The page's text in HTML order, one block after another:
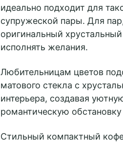
идеально подходит для
супружеской пары. Для
оригинальный
исполнять желания.
Любительницам цветов
матового стекла с
интерьера, создавая
романтическую
Стильный компактный